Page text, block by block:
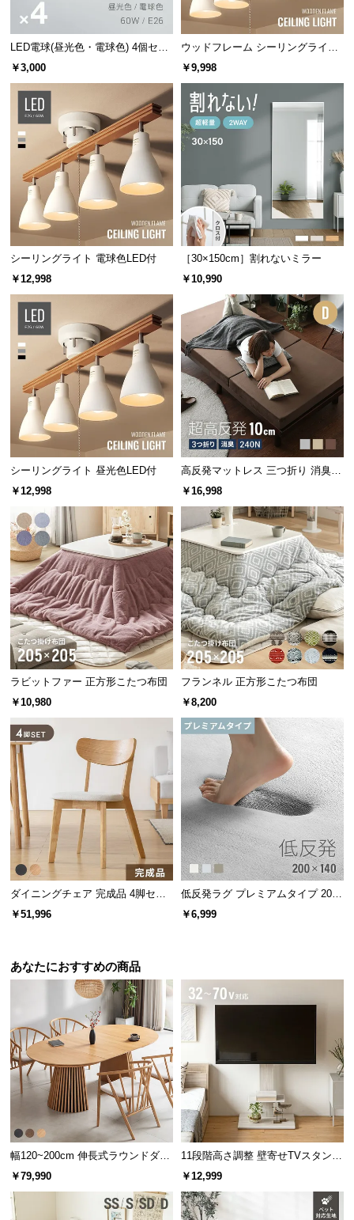
に
い
て
企
情
報
o.,
LED電球(昼光色・電球色) 4個セッ
ト
￥3,000
ウッドフレーム シーリングライト
ストレートタイプ
￥9,998
シーリングライト 電球色LED付
￥12,998
［30×150cm］割れないミラー
￥10,990
シーリングライト 昼光色LED付
￥12,998
高反発マットレス 三つ折り 消臭
高密度ハード 厚さ10cm D
￥16,998
ラビットファー 正方形こたつ布団
￥10,980
フランネル 正方形こたつ布団
￥8,200
ダイニングチェア 完成品 4脚セッ
ト
￥51,996
低反発ラグ プレミアムタイプ 200×
140cm
￥6,999
あなたにおすすめの商品
幅120~200cm 伸長式ラウンドダイ
ニングテーブル 6人掛け 天然木突
板 美しい格子デザイン
￥79,990
11段階高さ調整 壁寄せTVスタンド
キャスター付き 上下左右角度調節
￥12,999